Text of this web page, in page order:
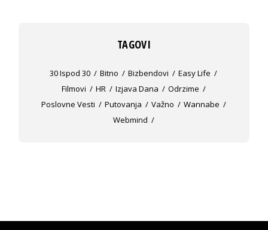
TAGOVI
30 Ispod 30 Bitno Bizbendovi
Easy Life
Filmovi
HR Izjava Dana
Odrzime
Poslovne Vesti
Putovanja Važno
Wannabe
Webmind